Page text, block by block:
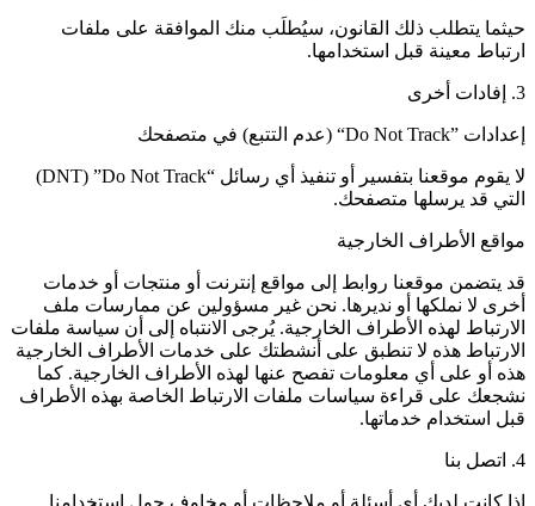
حيثما يتطلب ذلك القانون، سيُطلَب منك الموافقة على ملفات
ارتباط معينة قبل استخدامها.
3. إفادات أخرى
إعدادات ”Do Not Track“ (عدم التتبع) في متصفحك
لا يقوم موقعنا بتفسير أو تنفيذ أي رسائل “Do Not Track‏” (DNT)
التي قد يرسلها متصفحك.
مواقع الأطراف الخارجية
قد يتضمن موقعنا روابط إلى مواقع إنترنت أو منتجات أو خدمات
أخرى لا نملكها أو نديرها. نحن غير مسؤولين عن ممارسات ملف
الارتباط لهذه الأطراف الخارجية. يُرجى الانتباه إلى أن سياسة ملفات
الارتباط هذه لا تنطبق على أنشطتك على خدمات الأطراف الخارجية
هذه أو على أي معلومات تفصح عنها لهذه الأطراف الخارجية. كما
نشجعك على قراءة سياسات ملفات الارتباط الخاصة بهذه الأطراف
قبل استخدام خدماتها.
4. اتصل بنا
إذا كانت لديك أي أسئلة أو ملاحظات أو مخاوف حول استخدامنا